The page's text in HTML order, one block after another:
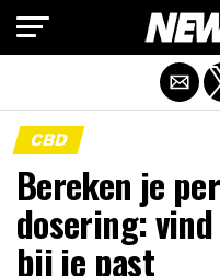
CBD
Bereken je
dosering:
bij je past
Mobiele